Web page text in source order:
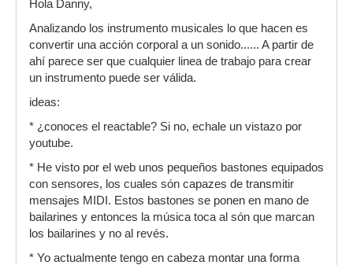
Hola Danny,
Analizando los instrumento musicales lo que hacen es
convertir una acción corporal a un sonido...... A partir de
ahí parece ser que cualquier linea de trabajo para crear
un instrumento puede ser válida.
ideas:
* ¿conoces el reactable? Si no, echale un vistazo por
youtube.
* He visto por el web unos pequeños bastones equipados
con sensores, los cuales són capazes de transmitir
mensajes MIDI. Estos bastones se ponen en mano de
bailarines y entonces la música toca al són que marcan
los bailarines y no al revés.
* Yo actualmente tengo en cabeza montar una forma